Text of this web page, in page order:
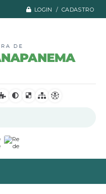
LOGIN / CADASTRO